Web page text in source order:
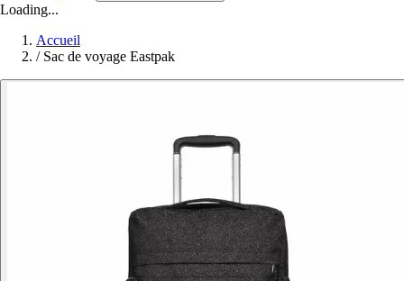
Loading...
Accueil
/ Sac de voyage Eastpak